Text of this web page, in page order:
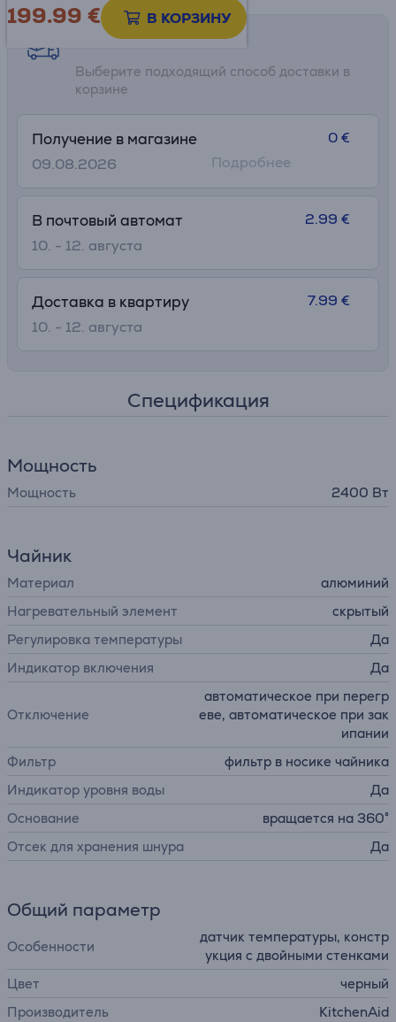
199.99 € В КОРЗИНУ
Возможности доставки
Выберите подходящий способ доставки в
корзине
Получение в магазине
09.08.2026
0 €
Подробнее
В почтовый автомат
10. - 12. августа
2.99 €
Доставка в квартиру
10. - 12. августа
7.99 €
Спецификация
Мощность
Мощность 2400 Вт
Чайник
Материал
aлюминий
Нагревательный элемент
cкрытый
Регулировка температуры
Да
Индикатор включения
Да
Отключение
автоматическое при перегр
еве, автоматическое при зак
ипании
Фильтр
фильтр в носике чайника
Индикатор уровня воды
Да
Основание
вращается на 360°
Отсек для хранения шнура
Да
Общий параметр
Особенности
датчик температуры, констр
укция с двойными стенками
Цвет
черный
Производитель
KitchenAid